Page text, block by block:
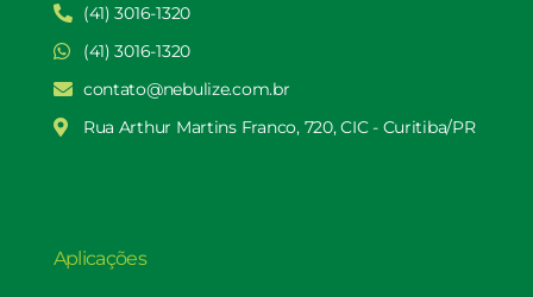
Aplicações
(41) 3016-1320
(41) 3016-1320
contato@nebulize.com.br
Rua Arthur Martins Franco, 720, CIC - Curitiba/PR